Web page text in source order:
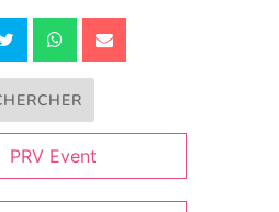
PRV Event